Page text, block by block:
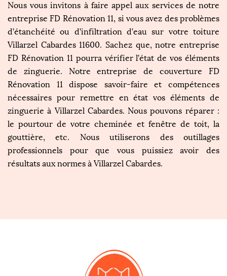
Nous vous invitons à faire appel aux services de notre
entreprise FD Rénovation 11, si vous avez des problèmes
d’étanchéité ou d’infiltration d’eau sur votre toiture
Villarzel Cabardes 11600. Sachez que, notre entreprise
FD Rénovation 11 pourra vérifier l’état de vos éléments
de zinguerie. Notre entreprise de couverture FD
Rénovation 11 dispose savoir-faire et compétences
nécessaires pour remettre en état vos éléments de
zinguerie à Villarzel Cabardes. Nous pouvons réparer :
le pourtour de votre cheminée et fenêtre de toit, la
gouttière, etc. Nous utiliserons des outillages
professionnels pour que vous puissiez avoir des
résultats aux normes à Villarzel Cabardes.